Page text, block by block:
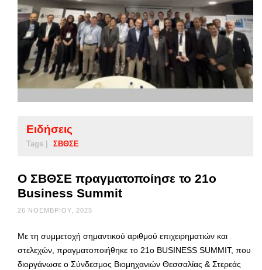
Ειδήσεις
Tags | ΣΒΘΣΕ
Ο ΣΒΘΣΕ πραγματοποίησε το 21ο
Business Summit
26 ΝΟΕΜΒΡΊΟΥ, 2025
Με τη συμμετοχή σημαντικού αριθμού επιχειρηματιών και
στελεχών, πραγματοποιήθηκε το 21ο BUSINESS SUMMIT, που
διοργάνωσε ο Σύνδεσμος Βιομηχανιών Θεσσαλίας & Στερεάς